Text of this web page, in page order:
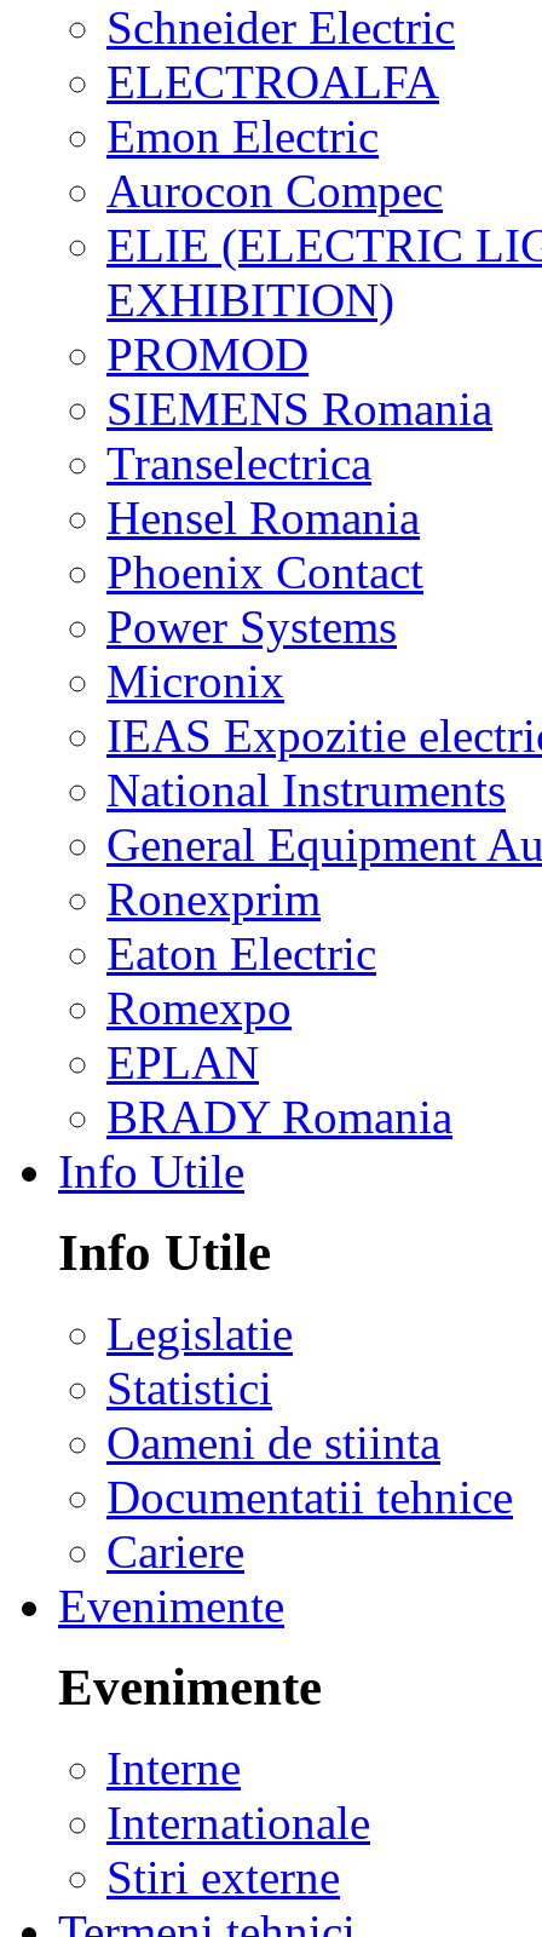
Schneider Electric
ELECTROALFA
Emon Electric
Aurocon Compec
ELIE (ELECTRIC
EXHIBITION)
PROMOD
SIEMENS Romania
Transelectrica
Hensel Romania
Phoenix Contact
Power Systems
Micronix
IEAS Expozitie
National Instruments
General Equipment
Ronexprim
Eaton Electric
Romexpo
EPLAN
BRADY Romania
Info Utile
Info Utile
Legislatie
Statistici
Oameni de stiinta
Documentatii tehnice
Cariere
Evenimente
Evenimente
Interne
Internationale
Stiri externe